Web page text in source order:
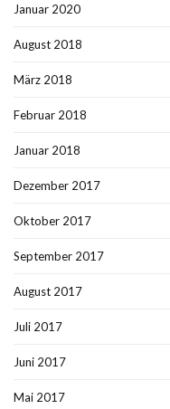
Januar 2020
August 2018
März 2018
Februar 2018
Januar 2018
Dezember 2017
Oktober 2017
September 2017
August 2017
Juli 2017
Juni 2017
Mai 2017